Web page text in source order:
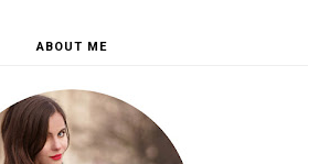
ABOUT ME